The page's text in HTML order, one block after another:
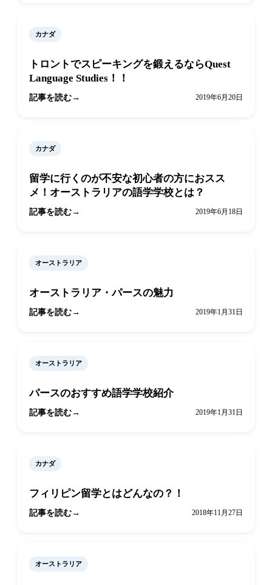
カナダ
トロントでスピーキングを鍛えるならQuest
Language Studies！！
記事を読む 2019年6月20日
カナダ
留学に行くのが不安な初心者の方におスス
メ！オーストラリアの語学学校とは？
記事を読む 2019年6月18日
オーストラリア
オーストラリア・パースの魅力
記事を読む 2019年1月31日
オーストラリア
パースのおすすめ語学学校紹介
記事を読む 2019年1月31日
カナダ
フィリピン留学とはどんなの？！
記事を読む 2018年11月27日
オーストラリア